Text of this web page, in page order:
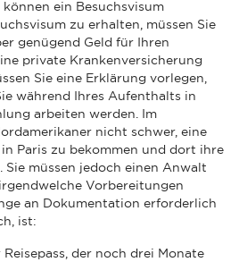
ein Besuchsvisum
zu erhalten, müssen Sie
genügend Geld für Ihren
private Krankenversicherung
Sie eine Erklärung vorlegen,
während Ihres Aufenthalts in
arbeiten werden. Im
nicht schwer, eine
Paris zu bekommen und dort ihre
Sie müssen jedoch einen Anwalt
Vorbereitungen
an Dokumentation erforderlich
ist:
der noch drei Monate